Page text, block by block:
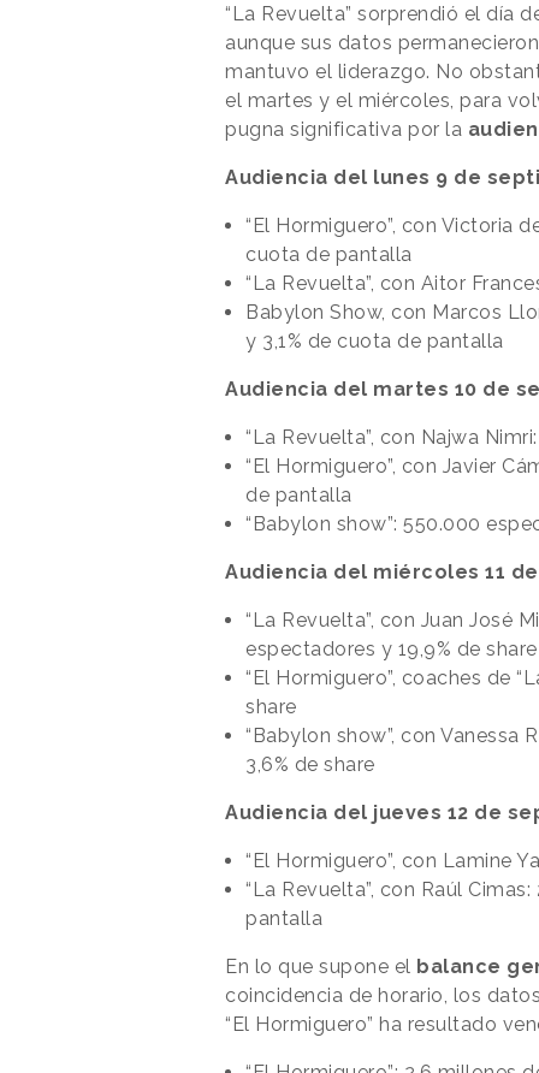
“La Revuelta” sorprendió el día
aunque sus datos
mantuvo el liderazgo. No
el martes y el miércoles, para
pugna significativa por la
Audiencia del lunes 9 de
“El Hormiguero”, con Victoria
cuota de pantalla
“La Revuelta”, con Aitor
Babylon Show, con Marcos
y 3,1% de cuota de pantalla
Audiencia del martes 10 de
“La Revuelta”, con Najwa
“El Hormiguero”, con Javier
de pantalla
“Babylon show”: 550.000
Audiencia del miércoles 11
“La Revuelta”, con Juan José
espectadores y 19,9% de share
“El Hormiguero”, coaches de
share
“Babylon show”, con
3,6% de share
Audiencia del jueves 12 de
“El Hormiguero”, con Lamine
“La Revuelta”, con Raúl
pantalla
En lo que supone el balance
coincidencia de horario, los
“El Hormiguero” ha resultado